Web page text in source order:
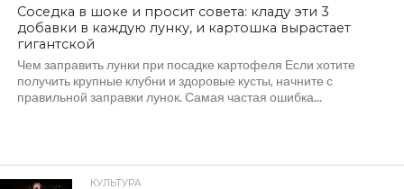
Соседка в шоке и просит совета: кладу эти 3
добавки в каждую лунку, и картошка вырастает
гигантской
Чем заправить лунки при посадке картофеля Если хотите
получить крупные клубни и здоровые кусты, начните с
правильной заправки лунок. Самая частая ошибка...
КУЛЬТУРА